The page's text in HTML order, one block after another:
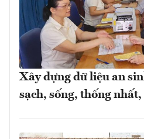
Xây dựng dữ liệu an
sạch, sống, thống